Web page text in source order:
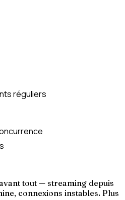
réguliers
tout — streaming depuis
connexions instables. Plus